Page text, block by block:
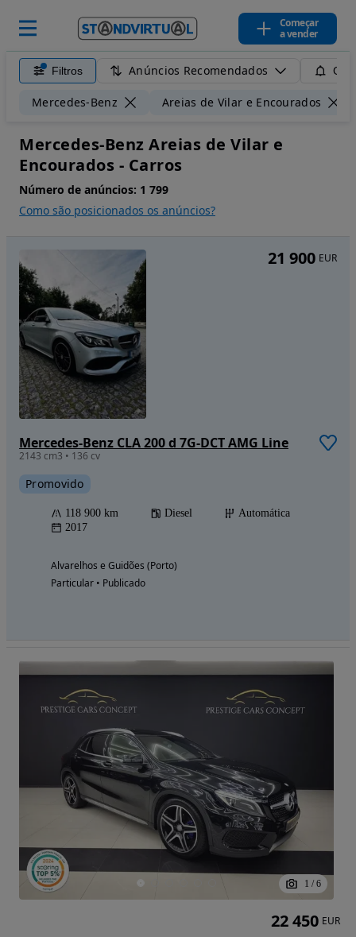
Começar
a vender
Filtros Anúncios Recomendados
Mercedes-Benz Areias de Vilar e Encourados
Mercedes-Benz Areias de Vilar e
Encourados - Carros
Número de anúncios: 1 799
Como são posicionados os anúncios?
Mercedes-Benz CLA 200 d 7G-DCT AMG Line
2143 cm3 • 136 cv
Promovido
118 900 km Diesel
Automática
2017
Alvarelhos e Guidões (Porto)
Particular • Publicado
21 900 EUR
1 / 6
22 450 EUR